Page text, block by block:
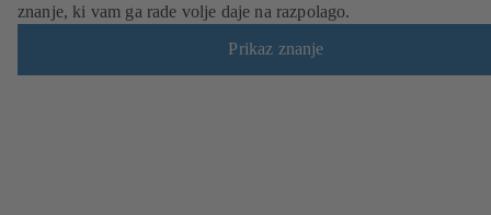
znanje, ki vam ga rade volje daje na razpolago.
Prikaz znanje